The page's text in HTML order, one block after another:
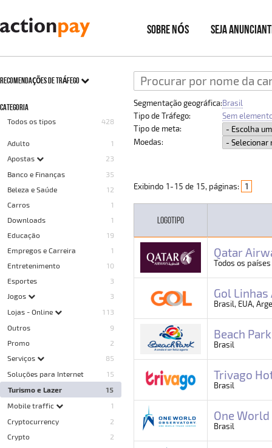
SOBRE NÓS SEJA
RECOMENDAÇÕES DE TRÁFEGO
CATEGORIA
Todos os tipos 428
Adulto
1
Apostas
23
Banco e Finanças
35
Beleza e Saúde
12
Carros
1
Downloads
1
Educação
19
Empregos e Carreira
1
Entretenimento
10
Esportes
3
Jogos
3
Lojas - Online
113
Outros
9
Promo
2
Serviços
85
Soluções para Internet
15
Turismo e Lazer
15
Mobile traffic
1
Cryptocurrency
2
Crypto
2
Segmentação geográfica:Brasil
Tipo de Tráfego:
Sem
Tipo de meta:
Moedas:
Exibindo 1-15 de 15, páginas: 1
LOGOTIPO
Qatar
Todos os países
Gol Linhas
Brasil, EUA,
Beach
Brasil
Trivago
Brasil
One
Brasil